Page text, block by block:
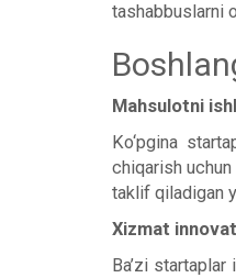
tashabbuslarni
Mahsulotni
Ko‘pgina
chiqarish
taklif qiladigan
Xizmat
Ba’zi